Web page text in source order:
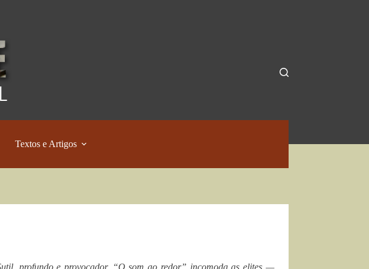
Textos e Artigos
profundo e provocador, “O som ao redor” incomoda as elites —